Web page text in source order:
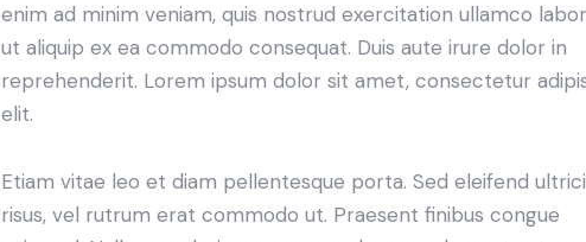
enim ad minim veniam, quis nostrud exercitation ullamco
ut aliquip ex ea commodo consequat. Duis aute irure dolor in
reprehenderit. Lorem ipsum dolor sit amet, consectetur
elit.
Etiam vitae leo et diam pellentesque porta. Sed eleifend
risus, vel rutrum erat commodo ut. Praesent finibus congue